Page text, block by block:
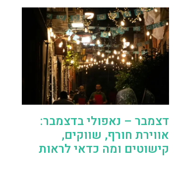
דצמבר – נאפולי בדצמבר:
אווירת חורף, שווקים,
קישוטים ומה כדאי לראות